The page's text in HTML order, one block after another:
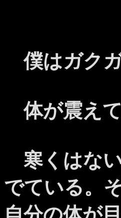
僕はガク
体が震えて
寒くはな
でている。